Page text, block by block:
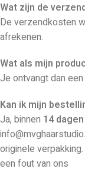
Wat zijn de
De verzendkosten
afrekenen.
Wat als mijn
Je ontvangt dan
Kan ik mijn
Ja, binnen 14
originele
een fout van ons